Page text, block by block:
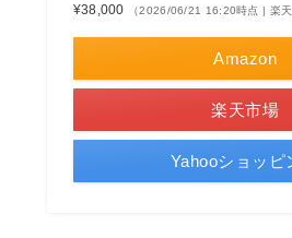
¥38,000
（2026/06/21 16:20時点 | 楽天
Amazon
楽天市場
Yahooショッピ